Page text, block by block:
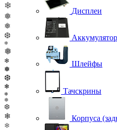
❄
❅
❅
❆
❄
❅
❄
❅
❆
❄
❄
❅
❆
❄
❄
Дисплеи
Шлейфы
Тачскрины
Корпуса